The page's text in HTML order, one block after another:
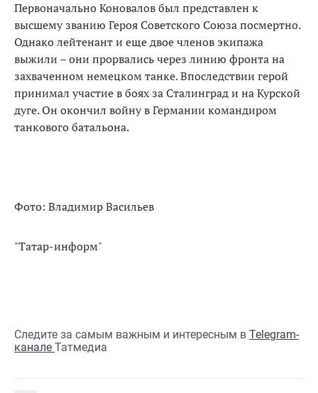
Первоначально Коновалов был представлен к
высшему званию Героя Советского Союза посмертно.
Однако лейтенант и еще двое членов экипажа
выжили – они прорвались через линию фронта на
захваченном немецком танке. Впоследствии герой
принимал участие в боях за Сталинград и на Курской
дуге. Он окончил войну в Германии командиром
танкового батальона.
Фото: Владимир Васильев
"Татар-информ"
Следите за самым важным и интересным в Telegram-
канале Татмедиа